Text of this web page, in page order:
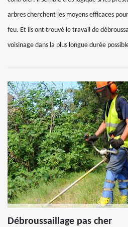
arbres cherchent les moyens efficaces
feu. Et ils ont trouvé le travail de
voisinage dans la plus longue durée
Débroussaillage pas cher